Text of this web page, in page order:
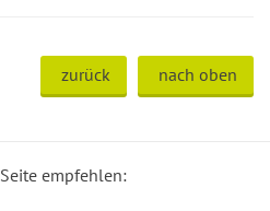
zurück nach oben
Seite empfehlen: